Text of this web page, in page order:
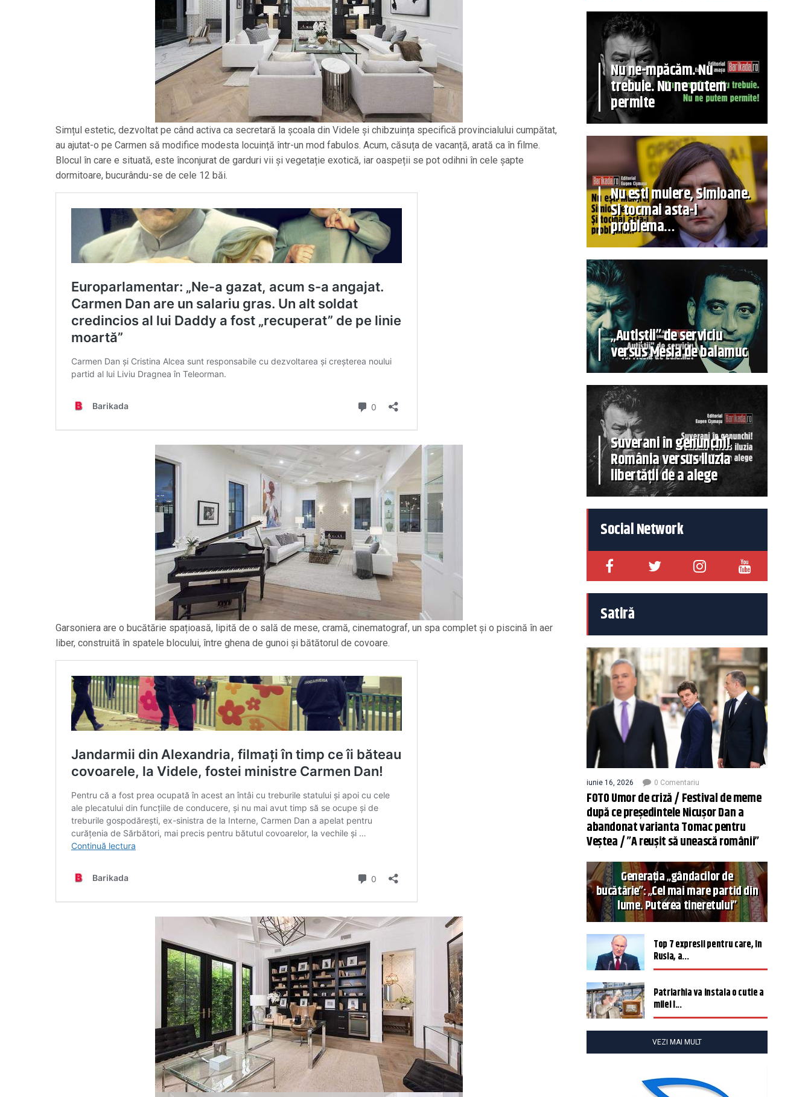
Simțul estetic, dezvoltat pe când activa ca secretară la școala din Videle și chibzuința specifică provincialului cumpătat,
au ajutat-o pe Carmen să modifice modesta locuință într-un mod fabulos. Acum, căsuța de vacanță, arată ca în filme.
Blocul în care e situată, este înconjurat de garduri vii și vegetație exotică, iar oaspeții se pot odihni în cele șapte
dormitoare, bucurându-se de cele 12 băi.
Garsoniera are o bucătărie spațioasă, lipită de o sală de mese, cramă, cinematograf, un spa complet și o piscină în aer
liber, construită în spatele blocului, între ghena de gunoi și bătătorul de covoare.
Nu ne-mpăcăm. Nu
trebuie. Nu ne putem
permite
Nu ești muiere, Simioane.
Și tocmai asta-i
problema…
„Autiștii” de serviciu
versus Mesia de balamuc
Suverani în genunchi!
România versus iluzia
libertății de a alege
Social Network
Satiră
iunie 16, 2026 0 Comentariu
FOTO Umor de criză / Festival de meme
după ce președintele Nicușor Dan a
abandonat varianta Tomac pentru
Veștea / ”A reușit să unească românii”
Generația „gândacilor de
bucătărie”: „Cel mai mare partid din
lume. Puterea tineretului”
Top 7 expresii pentru care, în
Rusia, a...
Patriarhia va instala o cutie a
milei î...
VEZI MAI MULT